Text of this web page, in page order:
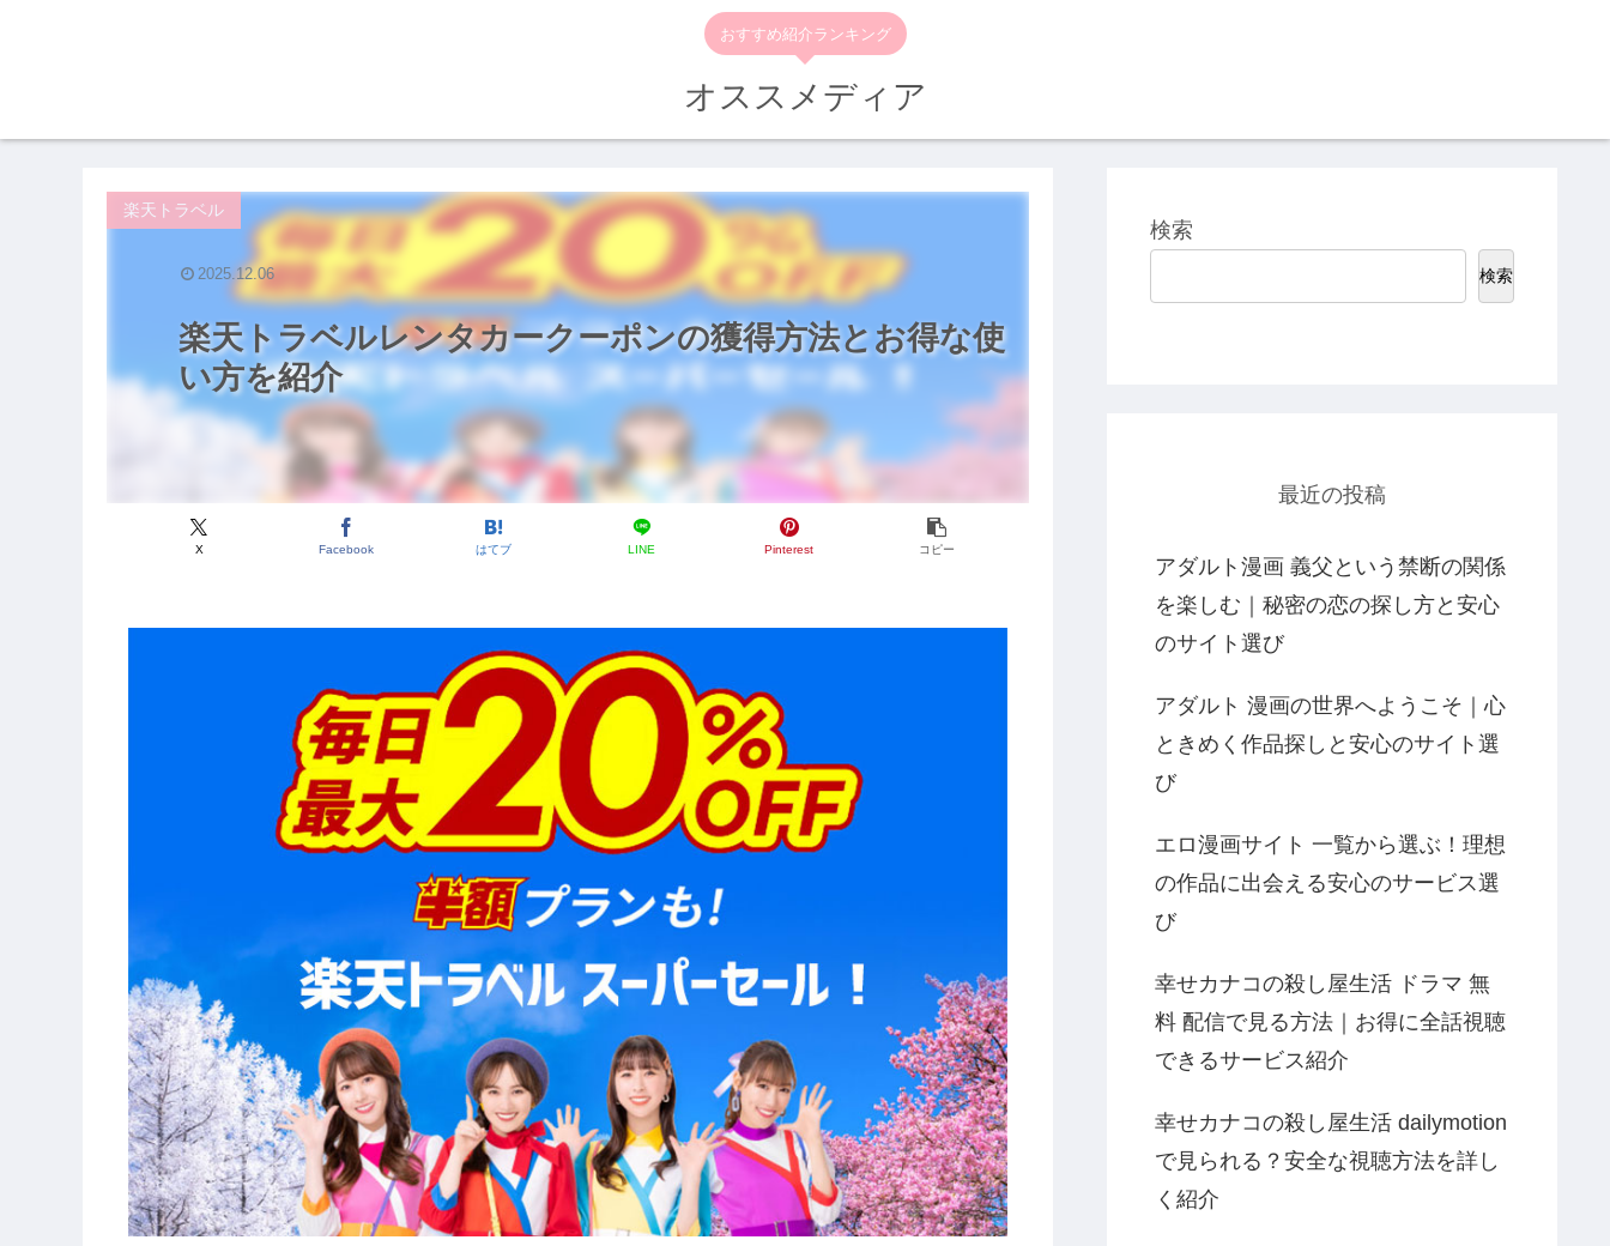
おすすめ紹介ランキング
オススメディア
楽天トラベルレンタカークーポンの獲得方法とお得な使
い方を紹介
楽天トラベル
X Facebook はてブ LINE Pinterest コピー
2025.12.06
検索
検索
最近の投稿
アダルト漫画 義父という禁断の関係
を楽しむ｜秘密の恋の探し方と安心
のサイト選び
アダルト 漫画の世界へようこそ｜心
ときめく作品探しと安心のサイト選
び
エロ漫画サイト 一覧から選ぶ！理想
の作品に出会える安心のサービス選
び
幸せカナコの殺し屋生活 ドラマ 無
料 配信で見る方法｜お得に全話視聴
できるサービス紹介
幸せカナコの殺し屋生活 dailymotion
で見られる？安全な視聴方法を詳し
く紹介